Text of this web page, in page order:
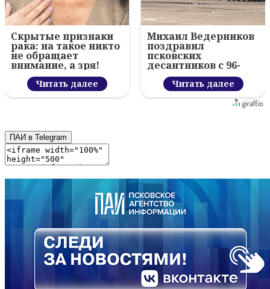
Скрытые признаки
рака: на такое никто
не обращает
внимание, а зря!
Читать далее
Михаил Ведерников
поздравил
псковских
десантников с 96-
летием ВДВ и
вручил награды
Читать далее
ПАИ в Telegram